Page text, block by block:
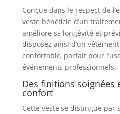
Conçue dans le respect de
veste bénéficie d’un
améliore sa longévité et
disposez ainsi d’un
confortable, parfait pour
événements professionnels.
Des finitions soignées
confort
Cette veste se distingue par